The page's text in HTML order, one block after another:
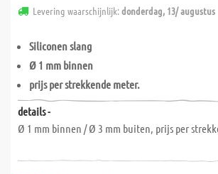
Levering waarschijnlijk:donderdag, 13/ augustus
Siliconen slang
Ø 1 mm binnen
prijs per strekkende meter.
details -
Ø 1 mm binnen / Ø 3 mm buiten, prijs per